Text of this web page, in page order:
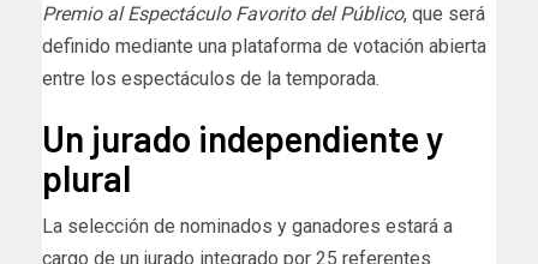
Premio al Espectáculo Favorito del Público, que será
definido mediante una plataforma de votación abierta
entre los espectáculos de la temporada.
Un jurado independiente y
plural
La selección de nominados y ganadores estará a
cargo de un jurado integrado por 25 referentes